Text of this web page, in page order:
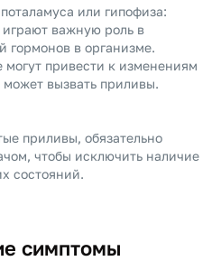
или гипофиза:
играют важную роль в
гормонов в организме.
привести к изменениям
вызвать приливы.
приливы, обязательно
чтобы исключить наличие
состояний.
симптомы